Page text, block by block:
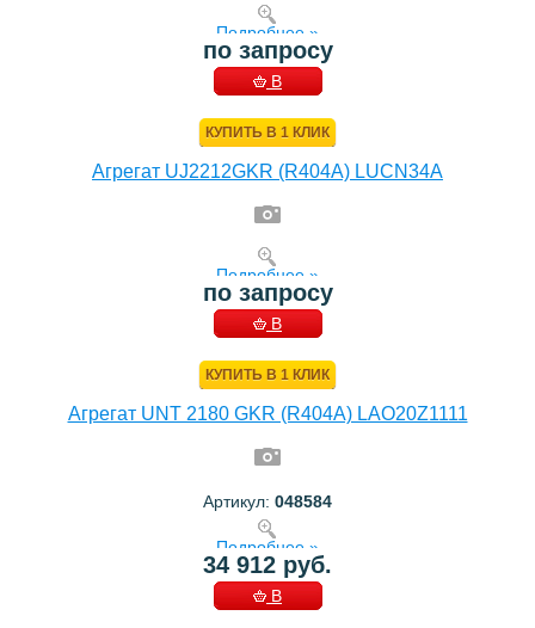
Подробнее »
по запросу
В
КУПИТЬ В 1 КЛИК
Агрегат UJ2212GKR (R404A) LUCN34A
Подробнее »
по запросу
В
КУПИТЬ В 1 КЛИК
Агрегат UNT 2180 GKR (R404A) LAO20Z1111
Артикул: 048584
Подробнее »
34 912 руб.
В